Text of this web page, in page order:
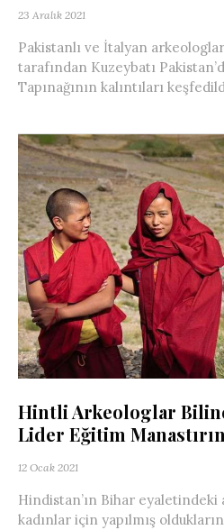
23 Aralık 2021
Pakistanlı ve İtalyan
tarafından Kuzeybatı
Tapınağının kalıntıları
Hintli Arkeologlar
Lider Eğitim
12 Ocak 2021
Hindistan’ın Bihar eyaletindeki
kadınlar için yapılmış